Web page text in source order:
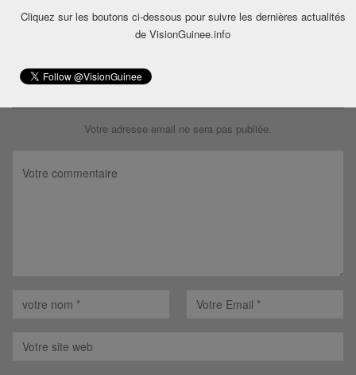
LAISSER UN COMMENTAIRE
Votre adresse email ne sera pas publiée.
Cliquez sur les boutons ci-dessous pour suivre les dernières actualités
de VisionGuinee.info